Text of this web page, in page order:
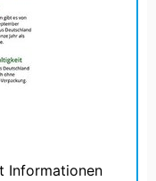
Informationen